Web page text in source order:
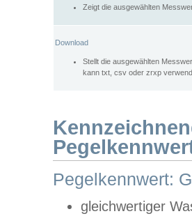
Zeigt die ausgewählten
Download
Stellt die ausgewählten
kann txt, csv oder zrxp
Pegelkennwert:
gleichwertiger